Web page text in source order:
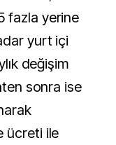
fazla yerine
yurt içi
değişim
sonra ise
ücreti ile